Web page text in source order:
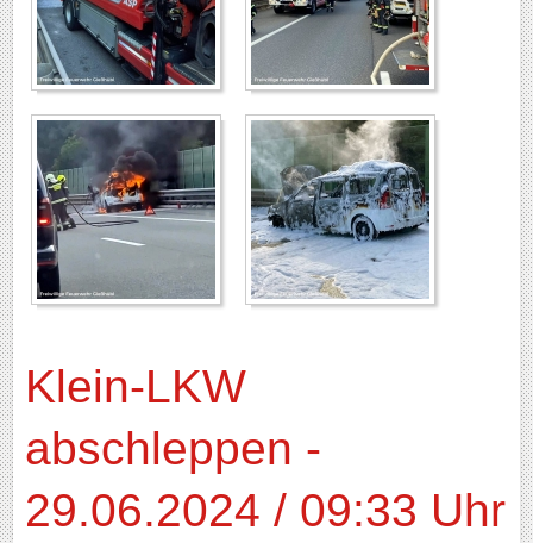
Klein-LKW
abschleppen -
29.06.2024 / 09:33 Uhr